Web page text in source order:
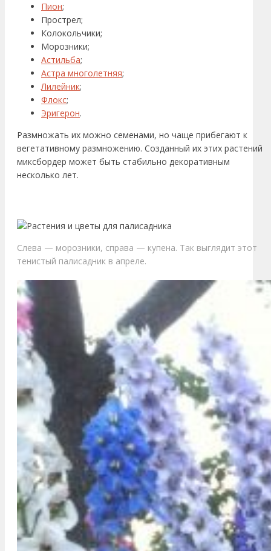
Пион;
Прострел;
Колокольчики;
Морозники;
Астильба;
Астра многолетняя;
Лилейник;
Флокс;
Эригерон.
Размножать их можно семенами, но чаще прибегают к
вегетативному размножению. Созданный их этих растений
миксбордер может быть стабильно декоративным
несколько лет.
Слева — морозники, справа — купена. Так выглядит этот
тенистый палисадник в апреле.